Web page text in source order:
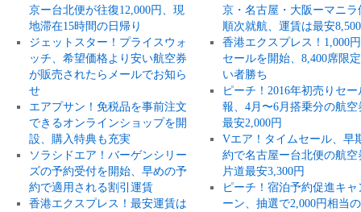
京ー台北便が往復12,000円、現
地滞在15時間の日帰り
ジェットスター！プライスウォ
ッチ、希望価格より安い航空券
が販売されたらメールでお知ら
せ
エアプサン！免税品を事前注文
できるオンラインショップを開
設、購入特典も充実
ソラシドエア！バーゲンシリー
ズの予約受付を開始、早めの予
約で適用される割引運賃
香港エクスプレス！最安運賃は
京・名古屋・大阪ーマニラ
順次就航、運賃は最安
香港エクスプレス！1,000
セールを開始、8,400席限
い者勝ち
ピーチ！2016年初売りセー
報、4月〜6月搭乗分の航空
最安2,000円
Vエア！タイムセール、早
約で名古屋ー台北便の航空
片道最安3,300円
ピーチ！宿泊予約促進キャ
ーン、抽選で2,000円相当